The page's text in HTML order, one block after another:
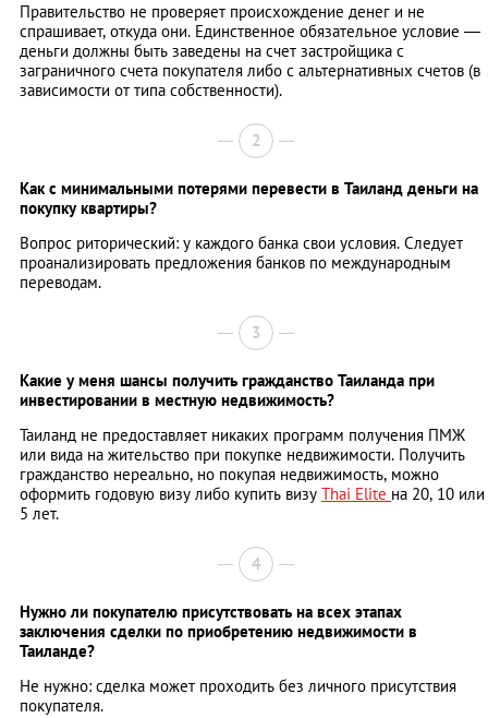
Правительство не проверяет происхождение денег и не
спрашивает, откуда они. Единственное обязательное условие —
деньги должны быть заведены на счет застройщика с
заграничного счета покупателя либо с альтернативных счетов (в
зависимости от типа собственности).
2
Как с минимальными потерями перевести в Таиланд деньги на
покупку квартиры?
Вопрос риторический: у каждого банка свои условия. Следует
проанализировать предложения банков по международным
переводам.
3
Какие у меня шансы получить гражданство Таиланда при
инвестировании в местную недвижимость?
Таиланд не предоставляет никаких программ получения ПМЖ
или вида на жительство при покупке недвижимости. Получить
гражданство нереально, но покупая недвижимость, можно
оформить годовую визу либо купить визу Thai Elite на 20, 10 или
5 лет.
4
Нужно ли покупателю присутствовать на всех этапах
заключения сделки по приобретению недвижимости в
Таиланде?
Не нужно: сделка может проходить без личного присутствия
покупателя.